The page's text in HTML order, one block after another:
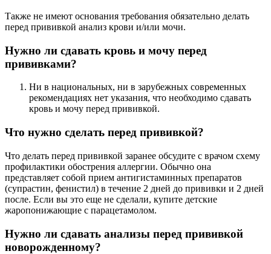
Также не имеют основания требования обязательно делать
перед прививкой анализ крови и/или мочи.
Нужно ли сдавать кровь и мочу перед
прививками?
Ни в национальных, ни в зарубежных современных
рекомендациях нет указания, что необходимо сдавать
кровь и мочу перед прививкой.
Что нужно сделать перед прививкой?
Что делать перед прививкой заранее обсудите с врачом схему
профилактики обострения аллергии. Обычно она
представляет собой прием антигистаминных препаратов
(супрастин, фенистил) в течение 2 дней до прививки и 2 дней
после. Если вы это еще не сделали, купите детские
жаропонижающие с парацетамолом.
Нужно ли сдавать анализы перед прививкой
новорожденному?